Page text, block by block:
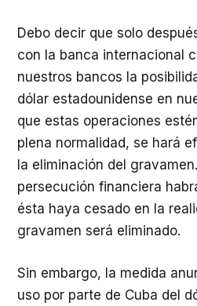
Debo decir que solo
con la banca internacional
nuestros bancos la
dólar estadounidense en
que estas operaciones
plena normalidad, se hará
la eliminación del
persecución financiera
ésta haya cesado en la
gravamen será eliminado.
Sin embargo, la medida
uso por parte de Cuba del